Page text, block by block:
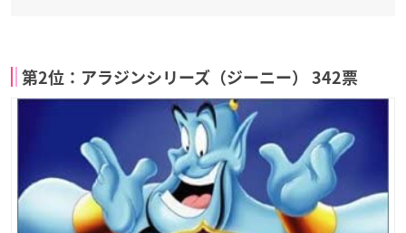
第2位：アラジンシリーズ（ジーニー） 342票